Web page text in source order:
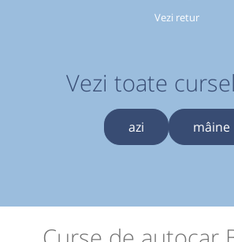
Vezi retur
Vezi toate
azi mâine